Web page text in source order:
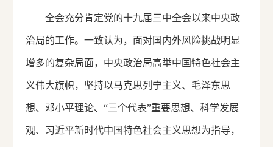
全会充分肯定党的十九届三中全会以来中央政
治局的工作。一致认为，面对国内外风险挑战明显
增多的复杂局面，中央政治局高举中国特色社会主
义伟大旗帜，坚持以马克思列宁主义、毛泽东思
想、邓小平理论、“三个代表”重要思想、科学发展
观、习近平新时代中国特色社会主义思想为指导，